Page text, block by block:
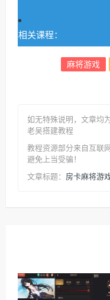
相关课程：
麻将游戏
如无特殊说明，文章均
老吴搭建教程
教程资源部分来自互联
避免上当受骗！
文章标题： 房卡麻将游